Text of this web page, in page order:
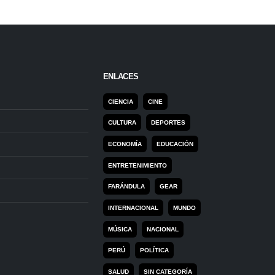
ENLACES
CIENCIA CINE
CULTURA DEPORTES
ECONOMÍA EDUCACIÓN
ENTRETENIMIENTO
FARÁNDULA GEAR
INTERNACIONAL MUNDO
MÚSICA NACIONAL
PERÚ POLÍTICA
SALUD SIN CATEGORÍA